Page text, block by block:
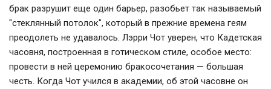
брак разрушит еще один барьер, разобьет так называемый
"стеклянный потолок", который в прежние времена геям
преодолеть не удавалось. Лэрри Чот уверен, что Кадетская
часовня, построенная в готическом стиле, особое место:
провести в ней церемонию бракосочетания — большая
честь. Когда Чот учился в академии, об этой часовне он